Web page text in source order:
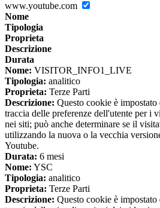
www.youtube.com
Nome
Tipologia
Proprieta
Descrizione
Durata
Nome: VISITOR_INFO1_LIVE
Tipologia: analitico
Proprieta: Terze Parti
Descrizione: Questo cookie è impostato
traccia delle preferenze dell'utente per i
nei siti; può anche determinare se il
utilizzando la nuova o la vecchia
Youtube.
Durata: 6 mesi
Nome: YSC
Tipologia: analitico
Proprieta: Terze Parti
Descrizione: Questo cookie è impostato